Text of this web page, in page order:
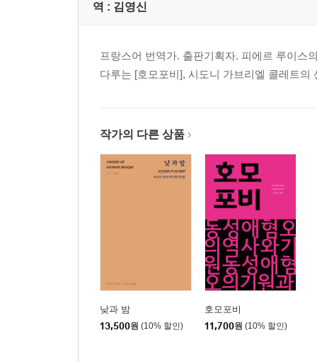
역 : 김영신
프랑스어 번역가. 출판기획자. 피에르 루이스
다루는 [호모포비], 시도니 가브리엘 콜레트의
작가의 다른 상품
낮과 밤
13,500원 (10% 할인)
호모포비
11,700원 (10% 할인)